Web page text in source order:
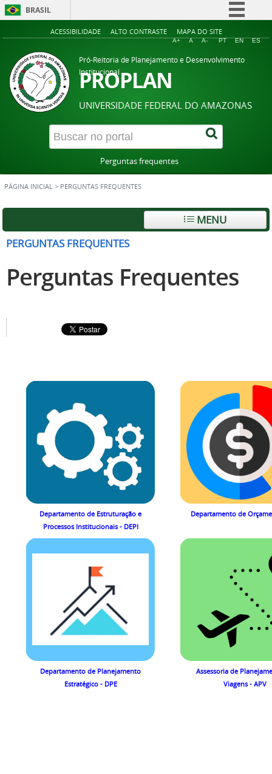
BRASIL
Simplifique!
Acesso à informação
Legislação
Canais
ACESSIBILIDADE ALTO CONTRASTE MAPA DO SITE
A+ A A- PT EN ES
Pró-Reitoria de Planejamento e Desenvolvimento
Institucional
PROPLAN
UNIVERSIDADE FEDERAL DO AMAZONAS
Perguntas frequentes
PÁGINA INICIAL > PERGUNTAS FREQUENTES
MENU
PERGUNTAS FREQUENTES
Perguntas Frequentes
Departamento de Estruturação e
Processos Institucionais - DEPI
Departamento de
Departamento de Planejamento
Estratégico - DPE
Assessoria de
Viagens - APV